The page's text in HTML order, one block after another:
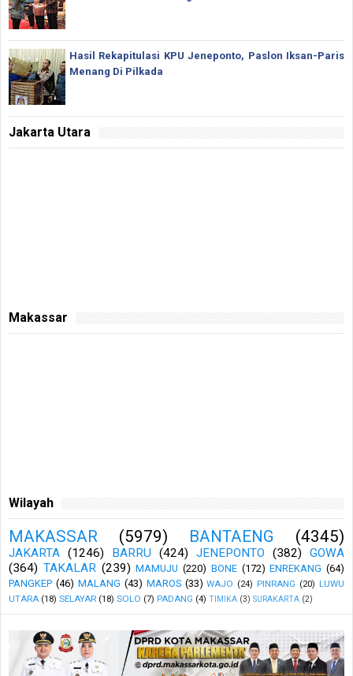
Hasil Rekapitulasi KPU Jeneponto, Paslon Iksan-Paris
Menang Di Pilkada
Jakarta Utara
Makassar
Wilayah
MAKASSAR (5979) BANTAENG (4345)
JAKARTA (1246) BARRU (424) JENEPONTO (382)
GOWA
(364) TAKALAR (239) MAMUJU (220) BONE (172) ENREKANG (64)
PANGKEP (46) MALANG (43) MAROS (33) WAJO (24) PINRANG (20) LUWU
UTARA (18) SELAYAR (18) SOLO (7) PADANG (4) TIMIKA (3) SURAKARTA (2)